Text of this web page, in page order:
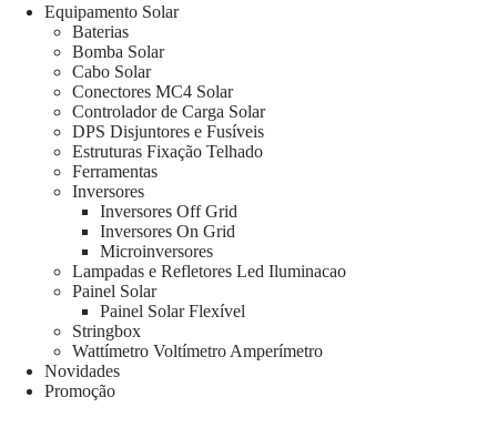
Equipamento Solar
Baterias
Bomba Solar
Cabo Solar
Conectores MC4 Solar
Controlador de Carga Solar
DPS Disjuntores e Fusíveis
Estruturas Fixação Telhado
Ferramentas
Inversores
Inversores Off Grid
Inversores On Grid
Microinversores
Lampadas e Refletores Led Iluminacao
Painel Solar
Painel Solar Flexível
Stringbox
Wattímetro Voltímetro Amperímetro
Novidades
Promoção